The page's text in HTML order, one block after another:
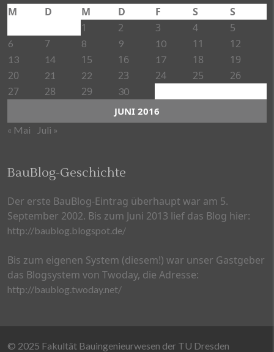
JUNI 2016
M D M D F S
S
1
2 3 4 5
6 7 8 9 10 11 12
13 14 15 16 17 18
19
20
21 22 23 24 25
26
27
28 29 30
« Mai Juli »
BauBlog-Geschichte
Der erste BauBlog-Eintrag überhaupt war am 5.
September 2002. Bis zum Juni 2013 lief das Blog hier:
http://baublog.blogspot.de/
Bis zum eigenen System (diesem!) war unser Gastgeber
das Blogsystem von Twoday, die Adresse:
http://baublog.twoday.net/
© 2025 Fakultät Bauingenieurwesen der TU Dresden